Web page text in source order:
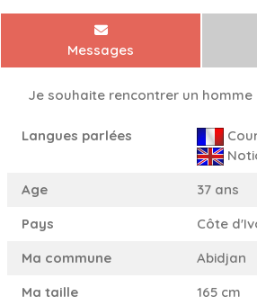
Messages
Je souhaite rencontrer un homme
Langues parlées
Age
37 ans
Pays
Côte
Ma commune
Abidjan
Ma taille
165 cm